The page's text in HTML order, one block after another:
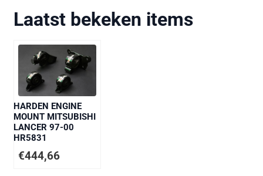
Laatst bekeken items
HARDEN ENGINE
MOUNT MITSUBISHI
LANCER 97-00
HR5831
€444,66